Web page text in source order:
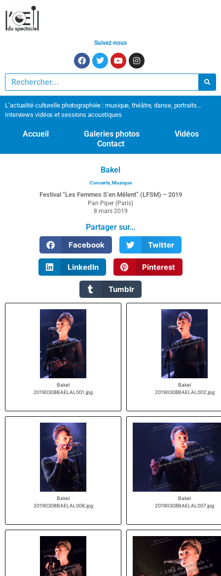
Suivez-nous
L’actualité culturelle photographiée : musique, théâtre, danse, portraits…
Interviews vidéos et sessions acoustiques
Accueil Galeries photos
Vidéos
Contact
Bakel
Concerts,Musique
Festival “Les Femmes S’en Mêlent” (LFSM) – 2019
Pan Piper (Paris)
8 mars 2019
Partager sur…
Facebook
Twitter
LinkedIn Pinterest
Tumblr
Bakel
20190308BAELAL001.jpg
Bakel
20190308BAELAL002.jpg
Bakel
20190308BAELAL006.jpg
Bakel
20190308BAELAL007.jpg